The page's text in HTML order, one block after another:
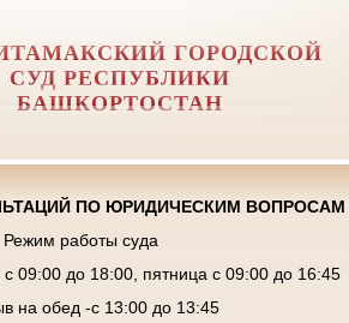
ГОРОДСКОЙ
СУД РЕСПУБЛИКИ
БАШКОРТОСТАН
ПО ЮРИДИЧЕСКИМ ВОПРОСАМ
Режим работы суда
с 09:00 до 18:00, пятница с 09:00 до 16:45
на обед -с 13:00 до 13:45